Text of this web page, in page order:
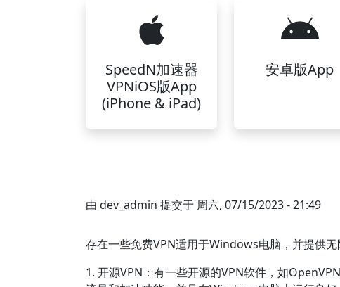
SpeedN加速器
VPNiOS版App
(iPhone & iPad)
安卓版App
由 dev_admin 提交于 周六, 07/15/2023 - 21:49
存在一些免费VPN适用于Windows电脑，并提供
1. 开源VPN：有一些开源的VPN软件，如